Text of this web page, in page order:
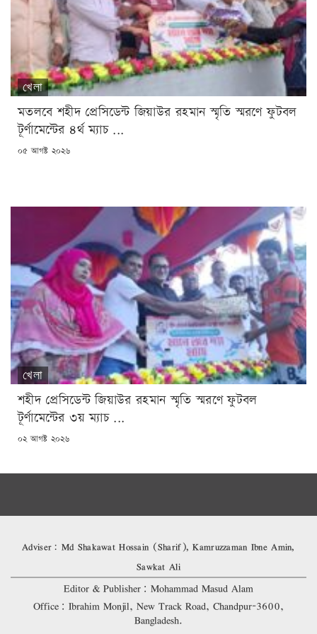
খেলা
মতলবে শহীদ প্রেসিডেন্ট জিয়াউর রহমান স্মৃতি স্মরণে ফুটবল
টূর্ণামেন্টের ৪র্থ ম্যাচ ...
POSTED
০৫ আগষ্ট ২০২৬
খেলা
শহীদ প্রেসিডেন্ট জিয়াউর রহমান স্মৃতি স্মরণে ফুটবল
টূর্ণামেন্টের ৩য় ম্যাচ ...
POSTED
০২ আগষ্ট ২০২৬
Adviser: Md Shakawat Hossain (Sharif), Kamruzzaman Ibne Amin,
Sawkat Ali
Editor & Publisher: Mohammad Masud Alam
Office: Ibrahim Monjil, New Track Road, Chandpur-3600,
Bangladesh.